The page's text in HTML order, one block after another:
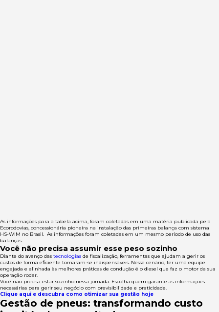
As informações para a tabela acima, foram coletadas em uma matéria publicada pela
Ecorodovias, concessionária pioneira na instalação das primeiras balança com sistema
HS-WIM no Brasil. As informações foram coletadas em um mesmo período de uso das
balanças.
Você não precisa assumir esse peso sozinho
Diante do avanço das tecnologias de fiscalização, ferramentas que ajudam a gerir os
custos de forma eficiente tornaram-se indispensáveis. Nesse cenário, ter uma equipe
engajada e alinhada às melhores práticas de condução é o diesel que faz o motor da sua
operação rodar.
Você não precisa estar sozinho nessa jornada. Escolha quem garante as informações
necessárias para gerir seu negócio com previsibilidade e praticidade.
Clique aqui e descubra como otimizar sua gestão hoje
Gestão de pneus: transformando custo